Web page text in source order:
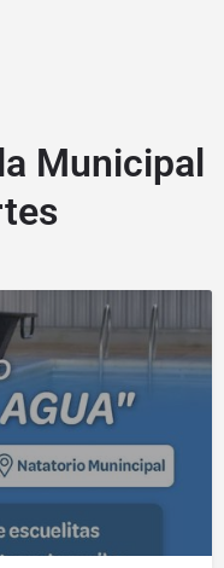
Municipal